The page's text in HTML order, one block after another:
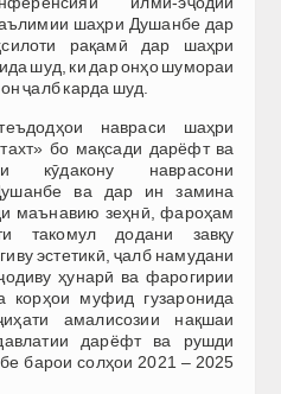
шаҳри Душанбе дар
рақамӣ дар шаҳри
шуд, ки дар онҳо шумораи
ҷалб карда шуд.
навраси шаҳри
бо мақсади дарёфт ва
кӯдакону наврасони
ва дар ин замина
маънавию зеҳнӣ, фароҳам
такомул додани завқу
эстетикӣ, ҷалб намудани
ҳунарӣ ва фарогирии
корҳои муфид гузаронида
амалисозии нақшаи
дарёфт ва рушди
барои солҳои 2021 – 2025